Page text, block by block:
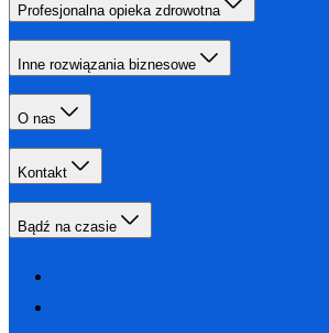
Profesjonalna opieka zdrowotna
Inne rozwiązania biznesowe
O nas
Kontakt
Bądź na czasie